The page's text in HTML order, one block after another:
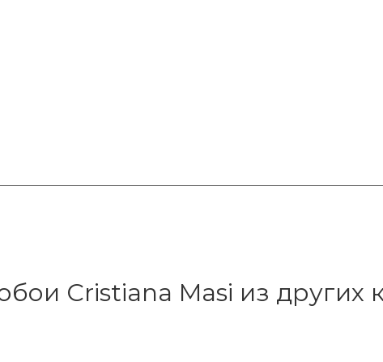
Cristiana Masi из других